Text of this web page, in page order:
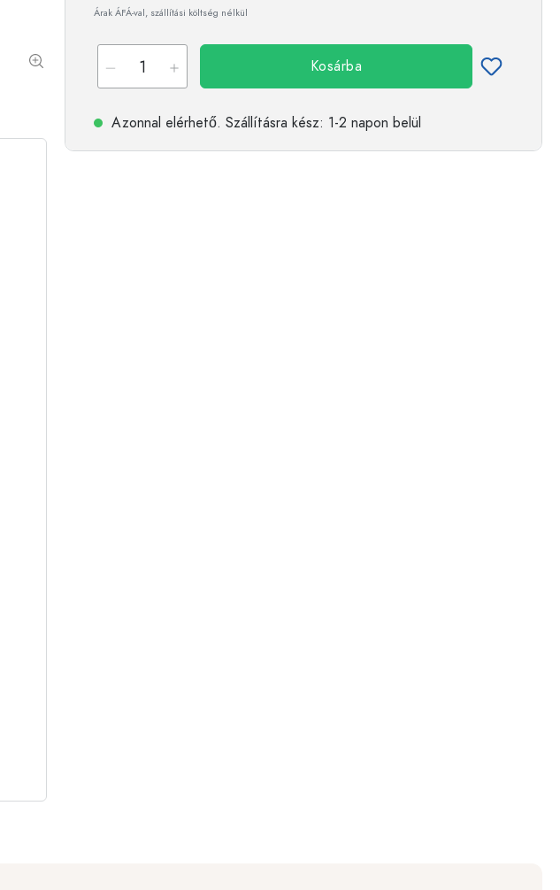
Árak ÁFÁ-val, szállítási költség nélkül
Kosárba
Azonnal elérhető. Szállításra kész: 1-2 napon belül